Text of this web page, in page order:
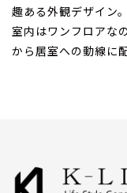
趣ある外観デザイン。
室内はワンフロアな
から居室への動線に